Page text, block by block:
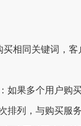
买相同关键词，
如果多个用户购
排列，与购买服